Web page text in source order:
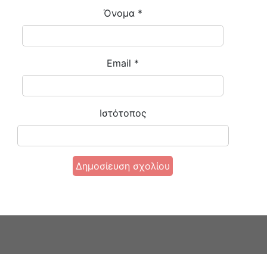
Όνομα *
Email *
Ιστότοπος